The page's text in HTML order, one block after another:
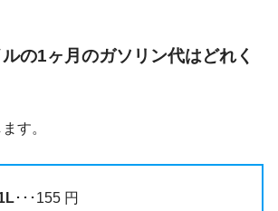
の1ヶ月のガソリン代はどれく
す。
･･･155 円